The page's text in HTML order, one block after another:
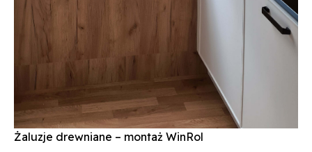
Żaluzje drewniane – montaż WinRol